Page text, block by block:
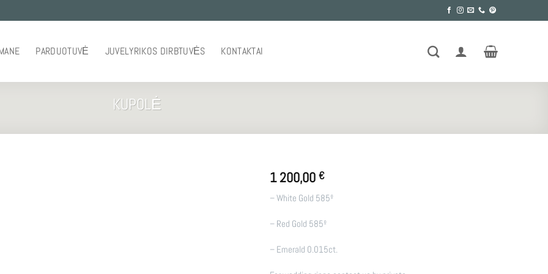
PARDUOTUVĖ JUVELYRIKOS DIRBTUVĖS KONTAKTAI
KUPOLĖ
1 200,00 €
– White Gold 585º
– Red Gold 585º
– Emerald 0.015ct.